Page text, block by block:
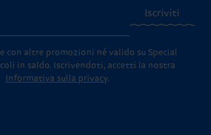
Iscriviti
con altre promozioni né valido su Special
in saldo.
Iscrivendoti, accetti la nostra
Informativa sulla privacy.